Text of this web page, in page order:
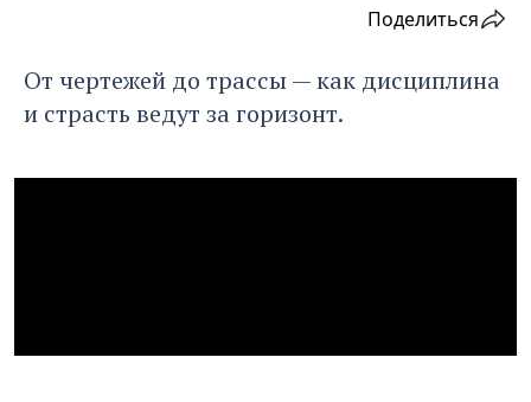
Поделиться
От чертежей до трассы — как дисциплина
и страсть ведут за горизонт.